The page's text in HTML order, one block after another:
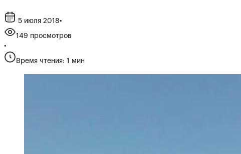
5 июля 2018•
149 просмотров
•
Время чтения: 1 мин